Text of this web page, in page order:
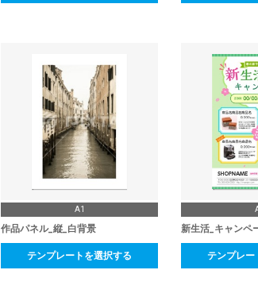
A1
作品パネル_縦_白背景
テンプレートを選択する
新生活_キャンペ
テンプレー